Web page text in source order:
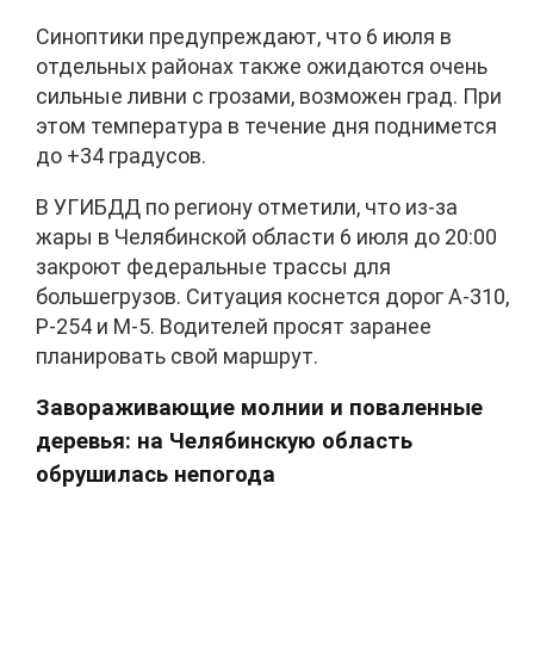
Синоптики предупреждают, что 6 июля в
отдельных районах также ожидаются очень
сильные ливни с грозами, возможен град. При
этом температура в течение дня поднимется
до +34 градусов.
В УГИБДД по региону отметили, что из-за
жары в Челябинской области 6 июля до 20:00
закроют федеральные трассы для
большегрузов. Ситуация коснется дорог А-310,
Р-254 и М-5. Водителей просят заранее
планировать свой маршрут.
Завораживающие молнии и поваленные
деревья: на Челябинскую область
обрушилась непогода